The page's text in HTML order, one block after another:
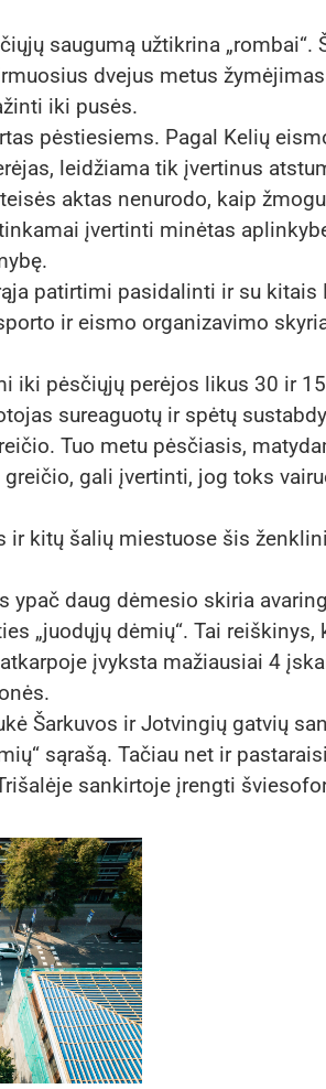
saugumą užtikrina „rombai“.
dvejus metus
iki pusės.
pėstiesiems. Pagal Kelių
leidžiama tik įvertinus
aktas nenurodo, kaip
įvertinti minėtas
patirtimi pasidalinti ir su kitais
ir eismo organizavimo
iki pėsčiųjų perėjos likus 30 ir
sureaguotų ir spėtų
Tuo metu pėsčiasis,
greičio, gali įvertinti, jog toks
ir kitų šalių miestuose šis
ypač daug dėmesio skiria
„juodųjų dėmių“. Tai reiškinys,
įvyksta mažiausiai 4
Šarkuvos ir Jotvingių gatvių
sąrašą. Tačiau net ir
sankirtoje įrengti